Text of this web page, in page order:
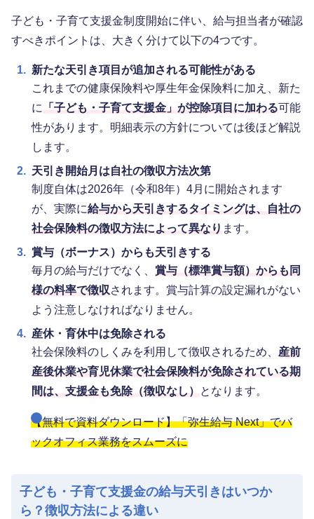
子ども・子育て支援金制度開始に伴い、給与担当者が確認
すべきポイントは、大きく分けて以下の4つです。
1. 新たな天引き項目が追加される可能性がある
これまでの健康保険料や厚生年金保険料に加え、新た
に
「子ども・子育て支援金」が控除項目に加わる可能
性があります。明細表示の方針については後ほど解説
します。
2. 天引き開始月は自社の徴収方法次第
制度自体は2026年（令和8年）4月に開始されます
が、実際に給与から天引きするタイミングは、自社の
社会保険料の徴収方法によって異なり ます。
3. 賞与（ボーナス）からも天引きする
毎月の給与だけでなく、 賞与（標準賞与額）からも同
様の料率で徴収されます。賞与計算の設定漏れがない
よう注意しなければなりません。
4. 産休・育休中は免除される
社会保険料のしくみを利用して徴収されるため、 産前
産後休業や育児休業で社会保険料が免除されている期
間は、支援金も免除（徴収なし）
となります。
【無料で資料ダウンロード】「弥生給与 Next」でバ
ックオフィス業務をスムーズに
子ども・子育て支援金の給与天引きはいつか
ら？徴収方法による違い